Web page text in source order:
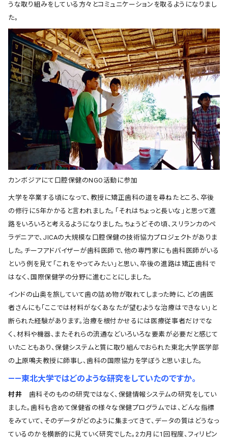
うな取り組みをしている方々とコミュニケーションを取るようになりまし
た。
カンボジアにて口腔保健のNGO活動に参加
大学を卒業する頃になって、教授に矯正歯科の道を尋ねたところ、卒後
の修行に5年かかると言われました。「それはちょっと長いな」と思って進
路をいろいろと考えるようになりました。ちょうどその頃、スリランカのペ
ラデニアで、JICAの大規模な口腔保健の技術協力プロジェクトがありま
した。チーフアドバイザーが歯科医師で、他の専門家にも歯科医師がいる
という例を見て「これをやってみたい」と思い、卒後の進路は矯正歯科で
はなく、国際保健学の分野に進むことにしました。
インドの山奥を旅していて歯の詰め物が取れてしまった時に、どの歯医
者さんにも「ここでは材料がなくあなたが望むような治療はできない」と
断られた経験があります。治療を根付かせるには医療従事者だけでな
く、材料や機器、またそれらの流通などいろいろな要素が必要だと感じて
いたこともあり、保健システムと質に取り組んでおられた東北大学医学部
の上原鳴夫教授に師事し、歯科の国際協力を学ぼうと思いました。
――東北大学ではどのような研究をしていたのですか。
村井 歯科そのものの研究ではなく、保健情報システムの研究をしてい
ました。歯科も含めて保健省の様々な保健プログラムでは、どんな指標
をみていて、そのデータがどのように集まってきて、データの質はどうなっ
ているのかを横断的に見ていく研究でした。2カ月に1回程度、フィリピン